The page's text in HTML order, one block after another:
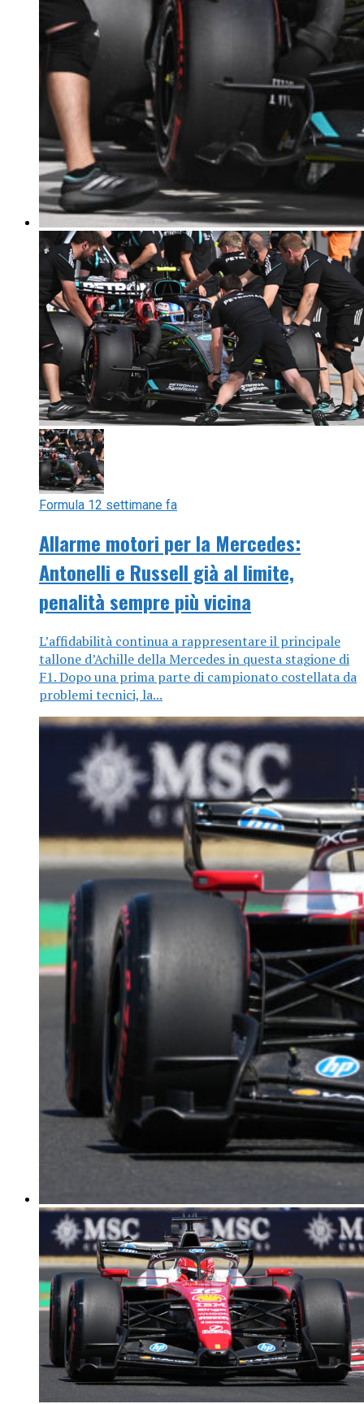
Formula 12 settimane fa
Allarme motori per la Mercedes:
Antonelli e Russell già al limite,
penalità sempre più vicina
L’affidabilità continua a rappresentare il principale
tallone d’Achille della Mercedes in questa stagione di
F1. Dopo una prima parte di campionato costellata da
problemi tecnici, la...